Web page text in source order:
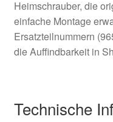
Heimschrauber, die
einfache Montage
Ersatzteilnummern
die Auffindbarkeit in
Technische